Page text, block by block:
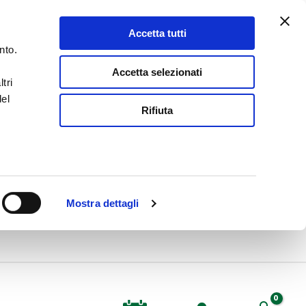
Mostra dettagli
Accetta tutti
Accetta selezionati
Rifiuta